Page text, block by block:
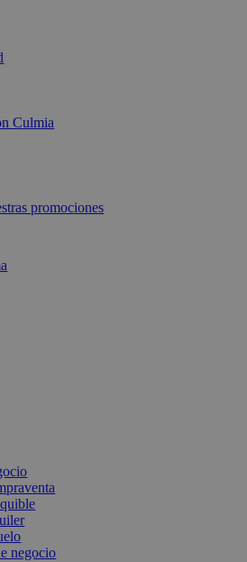
Culmia
promociones
negocio